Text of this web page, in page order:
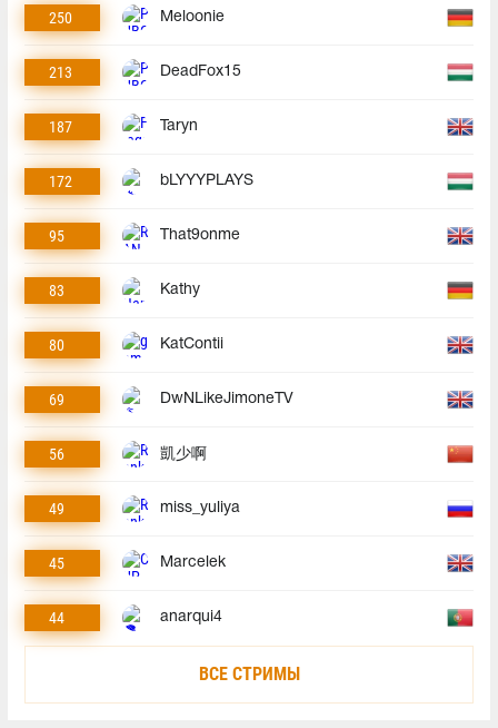
250 Meloonie
213 DeadFox15
187 Taryn
172 bLYYYPLAYS
95 That9onme
83 Kathy
80 KatContii
69 DwNLikeJimoneTV
56 凱少啊
49 miss_yuliya
45 Marcelek
44 anarqui4
ВСЕ СТРИМЫ